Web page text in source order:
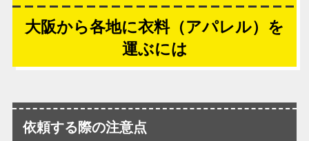
大阪から各地に衣料（アパレル）を
運ぶには
依頼する際の注意点